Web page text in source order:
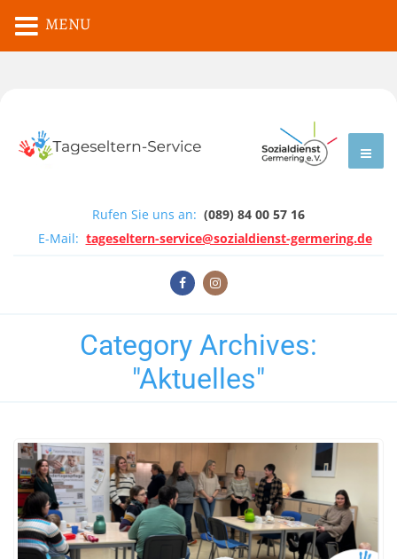
Rufen Sie uns an: (089) 84 00 57 16
E-Mail: tageseltern-service@sozialdienst-germering.de
Category Archives:
"Aktuelles"
MENU